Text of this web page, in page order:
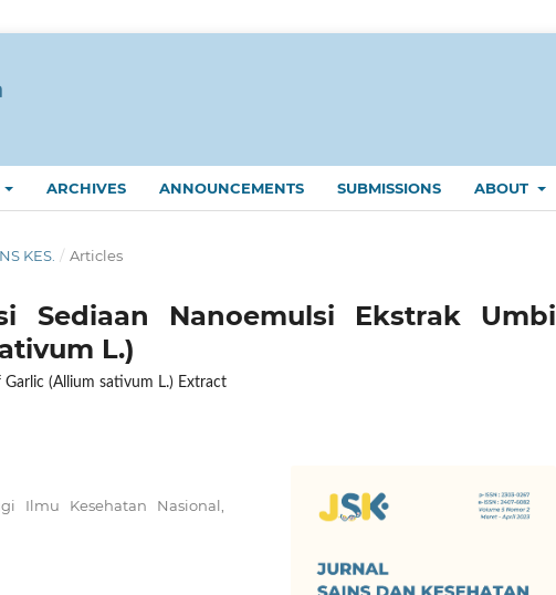
ARCHIVES ANNOUNCEMENTS SUBMISSIONS ABOUT
KES. / Articles
Sediaan Nanoemulsi Ekstrak Umbi
L.)
(Allium sativum L.) Extract
Ilmu Kesehatan Nasional,